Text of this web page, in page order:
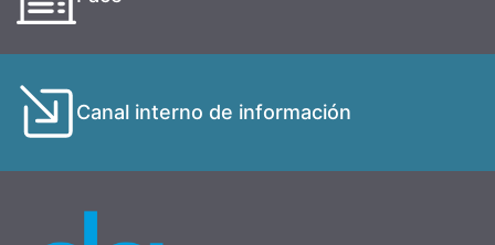
Canal interno de información